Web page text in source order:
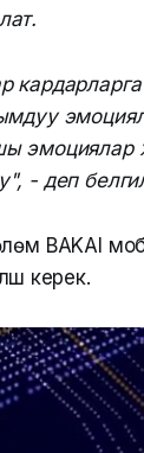
эмоциялар
- деп
BAKAI
керек.